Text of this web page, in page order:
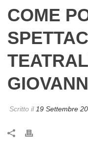
COME
Scritto il 19 Settembre